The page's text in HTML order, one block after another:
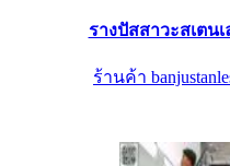
รางปัสสาวะสเตนเ
ร้านค้า